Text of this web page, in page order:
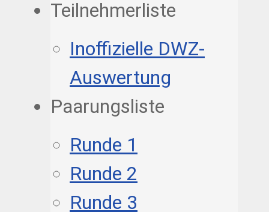
Teilnehmerliste
Inoffizielle DWZ-
Auswertung
Paarungsliste
Runde 1
Runde 2
Runde 3